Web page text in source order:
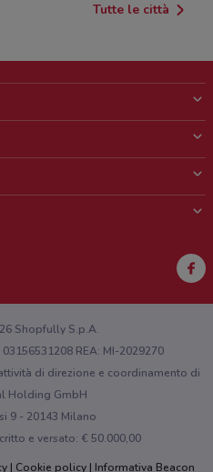
Tutte le città
sull'app?
Shopfully S.p.A.
REA: MI-2029270
di direzione e coordinamento di
Holding GmbH
9 - 20143 Milano
e versato: € 50.000,00
Cookie policy Informativa Beacon